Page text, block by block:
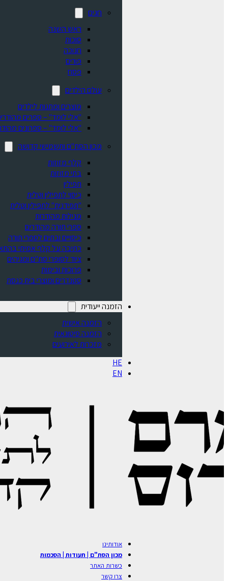
חגים
ראש השנה
סוכות
חנוכה
פורים
פסח
עולם הילדים
מוצרים ומתנות לילדים
"אלי לומד" – ספרים
"אלי לומד" – ספרונים
מכון הסת"ם ותשמישי קדושה
קלף מזוזות
בתי מזוזות
תפילין
כיסוי לתפילין וטלית
"תפידנית" לתפילין וטלית
מגילות מהודרות
ספרי תורה מהודרים
כיסויים ובתים לספרי תורה
כתיבה על קלף אמיתי
ציוד לסופרי סת"ם ומגיהים
פרוכות ובימות
סטנדרים ומוצרי בית כנסת
הזמנה ייעודית
הזמנה אישית
הזמנה סיטונאית
מזכרות לאירועים
HE
EN
אודותינו
מכון הסת"ם | תעודות | הסכמות
כשרות האתר
צרו קשר